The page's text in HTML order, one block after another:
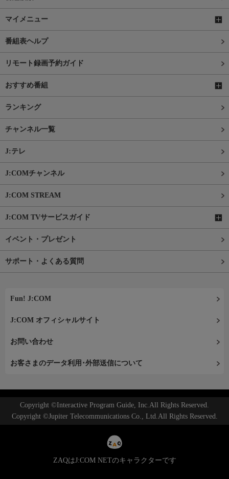
マイメニュー
番組表ヘルプ
リモート録画予約ガイド
おすすめ番組
ランキング
チャンネル一覧
J:テレ
J:COMチャンネル
J:COM STREAM
J:COM TVサービスガイド
イベント・プレゼント
サポート・よくある質問
Fun! J:COM
J:COM オフィシャルサイト
お問い合わせ
お客さまのデータ利用･外部送信について
Copyright ©Interactive Program Guide, Inc.All Rights Reserved.
Copyright ©Jupiter Telecommunications Co., Ltd.All Rights Reserved.
ZAQはJ:COM NETのキャラクターです